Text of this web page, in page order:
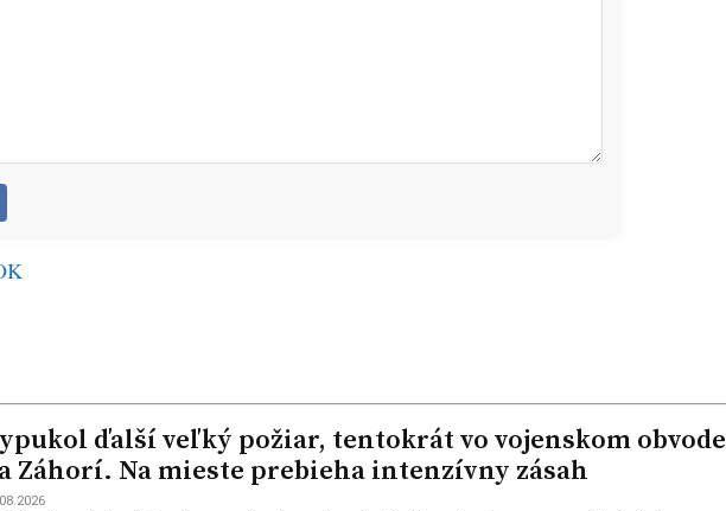
ďalší veľký požiar, tentokrát vo vojenskom obvode
Záhorí. Na mieste prebieha intenzívny zásah